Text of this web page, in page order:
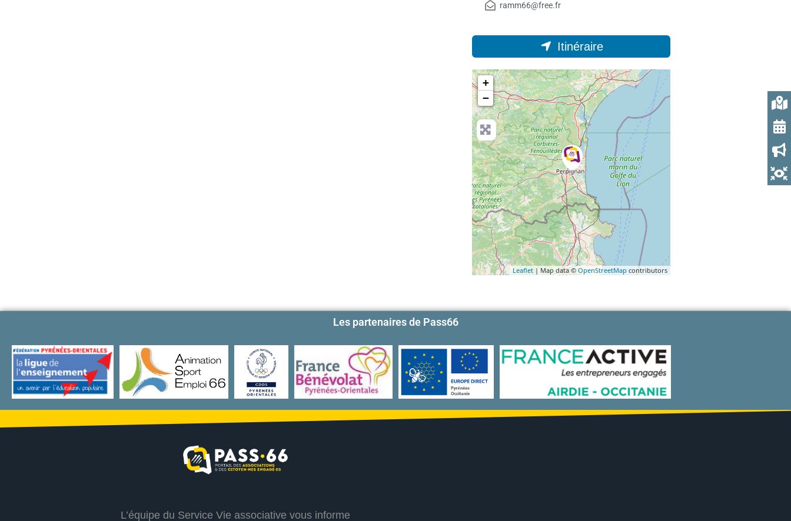
ramm66@free.fr
Itinéraire
+
−
Leaflet | Map data ©OpenStreetMap contributors
Les partenaires de Pass66
L’équipe du Service Vie associative vous informe